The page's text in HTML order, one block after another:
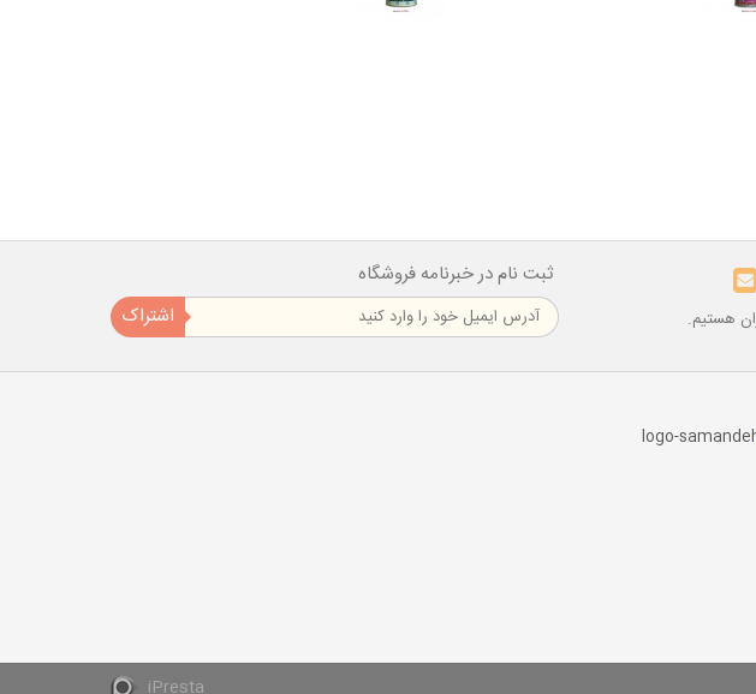
ثبت نام در خبرنامه فروشگاه
اشتراک